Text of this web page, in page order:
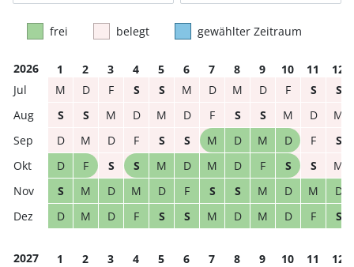
frei belegt gewählter Zeitraum
2026 1 2 3 4 5 6 7 8 9 10 11
12
M
D F S S M D M D F S
S
S
S M D M D F S S M D
M
D
M D F S S M D M D F
S
D
F S S M D M D F S S
M
S
M D M D F S S M D M
D
D
M D F S S M D M D F S
2027 1 2 3 4 5 6 7 8 9 10 11 12